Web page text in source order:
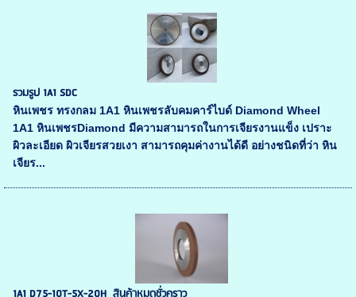
รวมรูป 1A1 SDC
หินเพชร ทรงกลม 1A1 หินเพชรลับคมคาร์ไบด์ Diamond Wheel
1A1 หินเพชรDiamond มีความสามารถในการเจียรงานแข็ง เปราะ
ผิวละเอียด ผิวเจียรสวยเงา สามารถคุมค่างานได้ดี อย่างชนิดที่ว่า หิน
เจียร...